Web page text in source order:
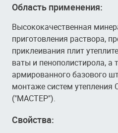
Область применения:
Высококачественная
приготовления раствора,
приклеивания плит
ваты и пенополистирола, а
армированного базового
монтаже систем утепления
("МАСТЕР").
Свойства: